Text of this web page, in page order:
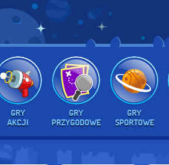
GRY
AKCJI
GRY
PRZYGODOWE
GRY
SPORTOWE